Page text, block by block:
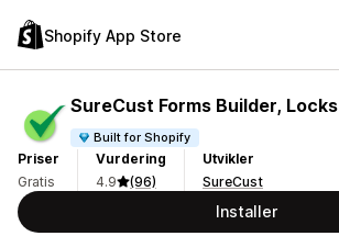
Shopify App Store
SureCust Forms Builder, Locks
Built for Shopify
Priser
Gratis
Vurdering
4.9
(96)
Utvikler
SureCust
Installer